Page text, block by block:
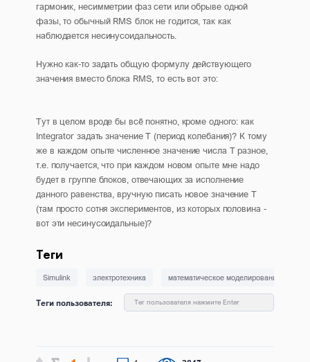
гармоник, несимметрии фаз сети или обрыве одной
фазы, то обычный RMS блок не годится, так как
наблюдается несинусоидальность.
Нужно как-то задать общую формулу действующего
значения вместо блока RMS, то есть вот это:
Тут в целом вроде бы всё понятно, кроме одного: как
Integrator задать значение Т (период колебания)? К тому
же в каждом опыте численное значение числа Т разное,
т.е. получается, что при каждом новом опыте мне надо
будет в группе блоков, отвечающих за исполнение
данного равенства, вручную писать новое значение Т
(там просто сотня экспериментов, из которых половина -
вот эти несинусоидальные)?
Теги
Simulink электротехника математическое моделирование
Теги пользователя: Тег пользователя нажмите Enter